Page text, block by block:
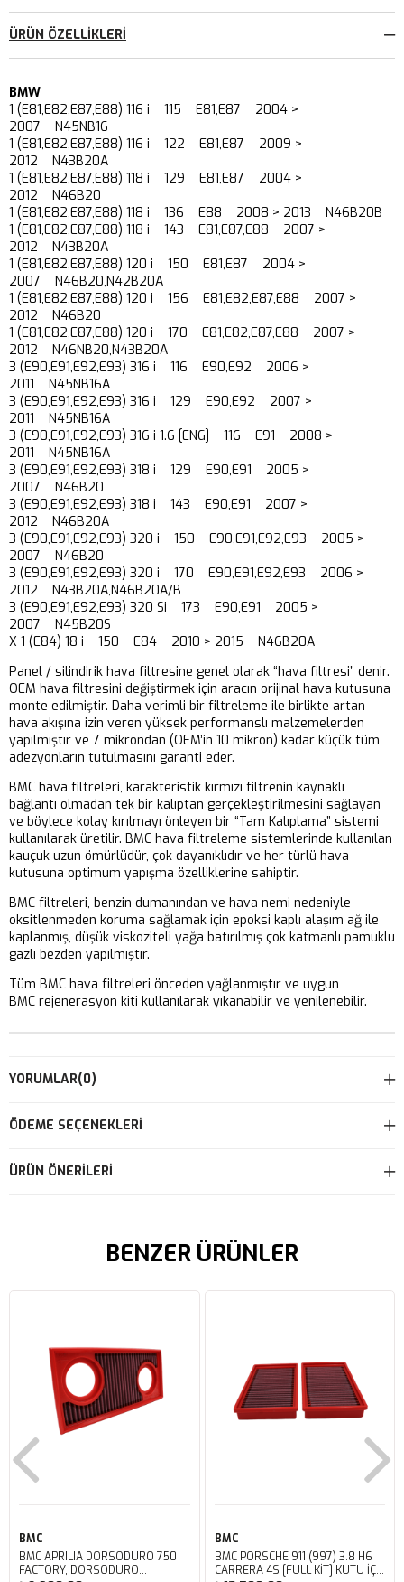
ÜRÜN ÖZELLIKLERI
BMW
1 (E81,E82,E87,E88) 116 i 115 E81,E87 2004 >
2007 N45NB16
1 (E81,E82,E87,E88) 116 i 122 E81,E87 2009 >
2012 N43B20A
1 (E81,E82,E87,E88) 118 i 129 E81,E87 2004 >
2012 N46B20
1 (E81,E82,E87,E88) 118 i 136 E88 2008 > 2013 N46B20B
1 (E81,E82,E87,E88) 118 i 143 E81,E87,E88 2007 >
2012 N43B20A
1 (E81,E82,E87,E88) 120 i 150 E81,E87 2004 >
2007 N46B20,N42B20A
1 (E81,E82,E87,E88) 120 i 156 E81,E82,E87,E88 2007 >
2012 N46B20
1 (E81,E82,E87,E88) 120 i 170 E81,E82,E87,E88 2007 >
2012 N46NB20,N43B20A
3 (E90,E91,E92,E93) 316 i 116 E90,E92 2006 >
2011 N45NB16A
3 (E90,E91,E92,E93) 316 i 129 E90,E92 2007 >
2011 N45NB16A
3 (E90,E91,E92,E93) 316 i 1.6 [ENG] 116 E91 2008 >
2011 N45NB16A
3 (E90,E91,E92,E93) 318 i 129 E90,E91 2005 >
2007 N46B20
3 (E90,E91,E92,E93) 318 i 143 E90,E91 2007 >
2012 N46B20A
3 (E90,E91,E92,E93) 320 i 150 E90,E91,E92,E93 2005 >
2007 N46B20
3 (E90,E91,E92,E93) 320 i 170 E90,E91,E92,E93 2006 >
2012 N43B20A,N46B20A/B
3 (E90,E91,E92,E93) 320 Si 173 E90,E91 2005 >
2007 N45B20S
X 1 (E84) 18 i 150 E84 2010 > 2015 N46B20A
Panel / silindirik hava filtresine genel olarak “hava filtresi” denir.
OEM hava filtresini değiştirmek için aracın orijinal hava kutusuna
monte edilmiştir. Daha verimli bir filtreleme ile birlikte artan
hava akışına izin veren yüksek performanslı malzemelerden
yapılmıştır ve 7 mikrondan (OEM’in 10 mikron) kadar küçük tüm
adezyonların tutulmasını garanti eder.
BMC hava filtreleri, karakteristik kırmızı filtrenin kaynaklı
bağlantı olmadan tek bir kalıptan gerçekleştirilmesini sağlayan
ve böylece kolay kırılmayı önleyen bir “Tam Kalıplama” sistemi
kullanılarak üretilir. BMC hava filtreleme sistemlerinde kullanılan
kauçuk uzun ömürlüdür, çok dayanıklıdır ve her türlü hava
kutusuna optimum yapışma özelliklerine sahiptir.
BMC filtreleri, benzin dumanından ve hava nemi nedeniyle
oksitlenmeden koruma sağlamak için epoksi kaplı alaşım ağ ile
kaplanmış, düşük viskoziteli yağa batırılmış çok katmanlı pamuklu
gazlı bezden yapılmıştır.
Tüm BMC hava filtreleri önceden yağlanmıştır ve uygun
BMC rejenerasyon kiti kullanılarak yıkanabilir ve yenilenebilir.
YORUMLAR(0)
ÖDEME SEÇENEKLERI
ÜRÜN ÖNERILERI
BENZER ÜRÜNLER
BMC
BMC APRILIA DORSODURO 750
FACTORY, DORSODURO
BMC
BMC PORSCHE 911 (997) 3.8 H6
CARRERA 4S [FULL KIT] KUTU İÇİ